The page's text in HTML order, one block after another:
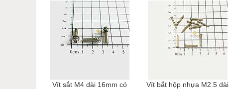
Vít sắt M4 dài 16mm có
Vít bắt hộp nhựa M2.5 dài